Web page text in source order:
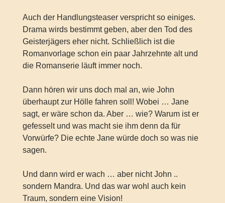
Auch der Handlungsteaser verspricht so einiges.
Drama wirds bestimmt geben, aber den Tod des
Geisterjägers eher nicht. Schließlich ist die
Romanvorlage schon ein paar Jahrzehnte alt und
die Romanserie läuft immer noch.
Dann hören wir uns doch mal an, wie John
überhaupt zur Hölle fahren soll! Wobei … Jane
sagt, er wäre schon da. Aber … wie? Warum ist er
gefesselt und was macht sie ihm denn da für
Vorwürfe? Die echte Jane würde doch so was nie
sagen.
Und dann wird er wach … aber nicht John ..
sondern Mandra. Und das war wohl auch kein
Traum, sondern eine Vision!